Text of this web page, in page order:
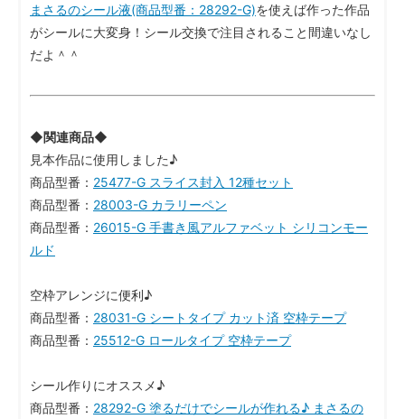
まさるのシール液(商品型番：28292-G)を使えば作った作品
がシールに大変身！シール交換で注目されること間違いなし
だよ＾＾
◆関連商品◆
見本作品に使用しました♪
商品型番： 25477-G スライス封入 12種セット
商品型番： 28003-G カラリーペン
商品型番： 26015-G 手書き風アルファベット シリコンモー
ルド
空枠アレンジに便利♪
商品型番： 28031-G シートタイプ カット済 空枠テープ
商品型番： 25512-G ロールタイプ 空枠テープ
シール作りにオススメ♪
商品型番： 28292-G 塗るだけでシールが作れる♪ まさるの